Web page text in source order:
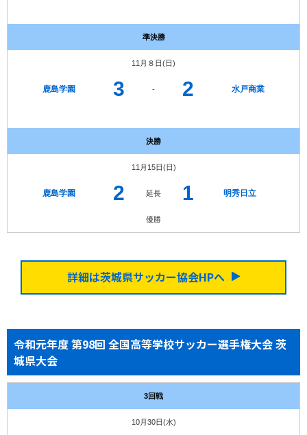
準決勝
11月８日(日)
鹿島学園 3 - 2 水戸商業
決勝
11月15日(日)
鹿島学園 2 延長 1 明秀日立
優勝
詳細は茨城県サッカー協会HPへ
令和元年度 第98回 全国高等学校サッカー選手権大会 茨
城県大会
3回戦
10月30日(水)